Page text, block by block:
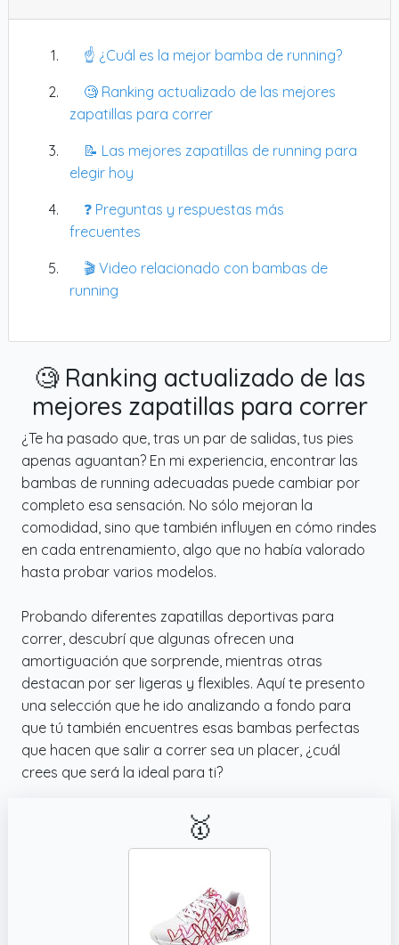
☝️ ¿Cuál es la mejor bamba de running?
🧐 Ranking actualizado de las mejores
zapatillas para correr
📝 Las mejores zapatillas de running para
elegir hoy
❓ Preguntas y respuestas más
frecuentes
🎬 Video relacionado con bambas de
running
🧐 Ranking actualizado de las
mejores zapatillas para correr
¿Te ha pasado que, tras un par de salidas, tus pies
apenas aguantan? En mi experiencia, encontrar las
bambas de running adecuadas puede cambiar por
completo esa sensación. No sólo mejoran la
comodidad, sino que también influyen en cómo rindes
en cada entrenamiento, algo que no había valorado
hasta probar varios modelos.
Probando diferentes zapatillas deportivas para
correr, descubrí que algunas ofrecen una
amortiguación que sorprende, mientras otras
destacan por ser ligeras y flexibles. Aquí te presento
una selección que he ido analizando a fondo para
que tú también encuentres esas bambas perfectas
que hacen que salir a correr sea un placer, ¿cuál
crees que será la ideal para ti?
🥇